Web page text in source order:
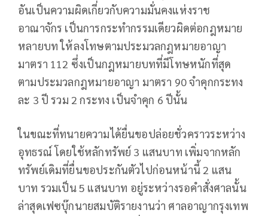
อันเป็นความผิดเกี่ยวกับความมั่นคงแห่งราช
อาณาจักร เป็นการกระทำกรรมเดียวผิดต่อกฎหมาย
หลายบท ให้ลงโทษตามประมวลกฎหมายอาญา
มาตรา 112 ซึ่งเป็นกฎหมายบทที่มีโทษหนักที่สุด
ตามประมวลกฎหมายอาญา มาตรา 90 จำคุกกระทง
ละ 3 ปี รวม 2 กระทง เป็นจำคุก 6 ปีนั้น
ในขณะที่ทนายความได้ยื่นขอปล่อยชั่วคราวระหว่าง
อุทธรณ์ โดยใช้หลักทรัพย์ 3 แสนบาท เพิ่มจากหลัก
ทรัพย์เดิมที่ยื่นขอประกันตัวไปก่อนหน้านี้ 2 แสน
บาท รวมเป็น 5 แสนบาท อยู่ระหว่างรอคำสั่งศาลนั้น
ล่าสุดเฟซบุ๊กนายสมบัติรายงานว่า ศาลอาญากรุงเทพ